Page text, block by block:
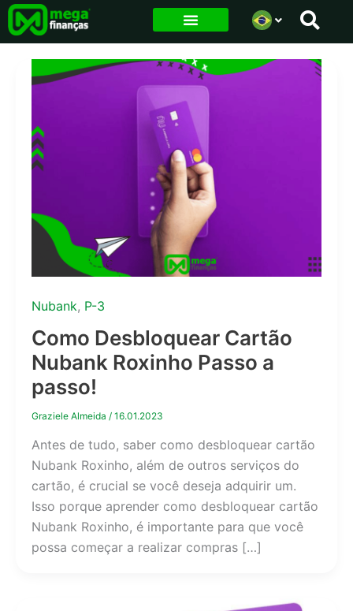
para
conteúdo
Nubank, P-3
Como Desbloquear Cartão
Nubank Roxinho Passo a
passo!
Graziele Almeida / 16.01.2023
Antes de tudo, saber como desbloquear cartão
Nubank Roxinho, além de outros serviços do
cartão, é crucial se você deseja adquirir um.
Isso porque aprender como desbloquear cartão
Nubank Roxinho, é importante para que você
possa começar a realizar compras […]